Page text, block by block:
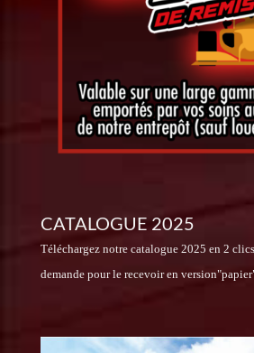
CATALOGUE 2025
Téléchargez notre catalogue 2025 en 2
demande pour le recevoir en